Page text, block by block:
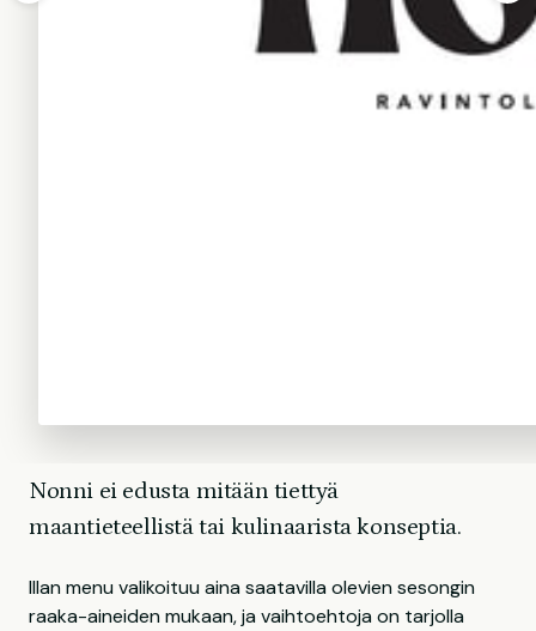
Nonni ei edusta mitään tiettyä
maantieteellistä tai kulinaarista konseptia.
Illan menu valikoituu aina saatavilla olevien sesongin
raaka-aineiden mukaan, ja vaihtoehtoja on tarjolla